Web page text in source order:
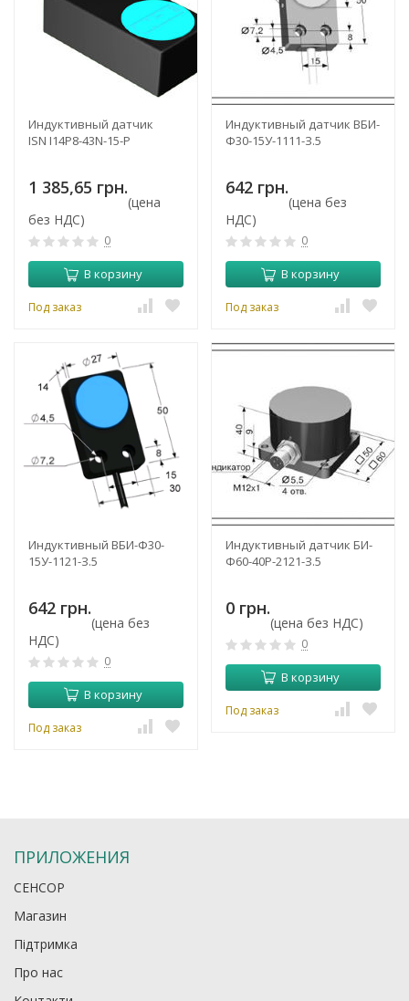
Индуктивный датчик
ISN I14P8-43N-15-P
1 385,65 грн.
(цена
без НДС)
0
В корзину
Под заказ
Индуктивный датчик ВБИ-
Ф30-15У-1111-З.5
642 грн.
(цена без
НДС)
0
В корзину
Под заказ
Индуктивный ВБИ-Ф30-
15У-1121-З.5
642 грн.
(цена без
НДС)
0
В корзину
Под заказ
Индуктивный датчик БИ-
Ф60-40Р-2121-З.5
0 грн.
(цена без НДС)
0
В корзину
Под заказ
ПРИЛОЖЕНИЯ
СЕНСОР
Магазин
Підтримка
Про нас